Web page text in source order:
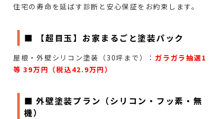
住宅の寿命を延ばす診断と安心保証をお約束します。
■ 【超目玉】お家まるごと塗装パック
屋根・外壁シリコン塗装（30坪まで）： ガラガラ抽選1
等 39万円（税込42.9万円）
■ 外壁塗装プラン（シリコン・フッ素・無
機）